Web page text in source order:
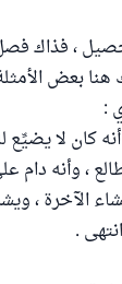
، فذاك
بعض
:
كان لا يضيِّع
، وأنه
عشاء
.